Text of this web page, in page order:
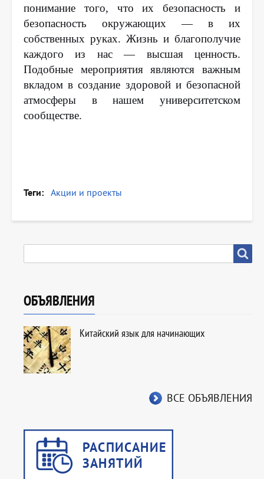
понимание того, что их безопасность и
безопасность окружающих — в их
собственных руках. Жизнь и благополучие
каждого из нас — высшая ценность.
Подобные мероприятия являются важным
вкладом в создание здоровой и безопасной
атмосферы в нашем университетском
сообществе.
Теги Акции и проекты
ОБЪЯВЛЕНИЯ
Китайский язык для начинающих
ВСЕ ОБЪЯВЛЕНИЯ